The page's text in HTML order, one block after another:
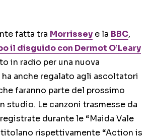
fatta tra Morrissey e la BBC,
il disguido con Dermot O’Leary
in radio per una nuova
anche regalato agli ascoltatori
faranno parte del prossimo
studio. Le canzoni trasmesse da
durante le “Maida Vale
rispettivamente “Action is